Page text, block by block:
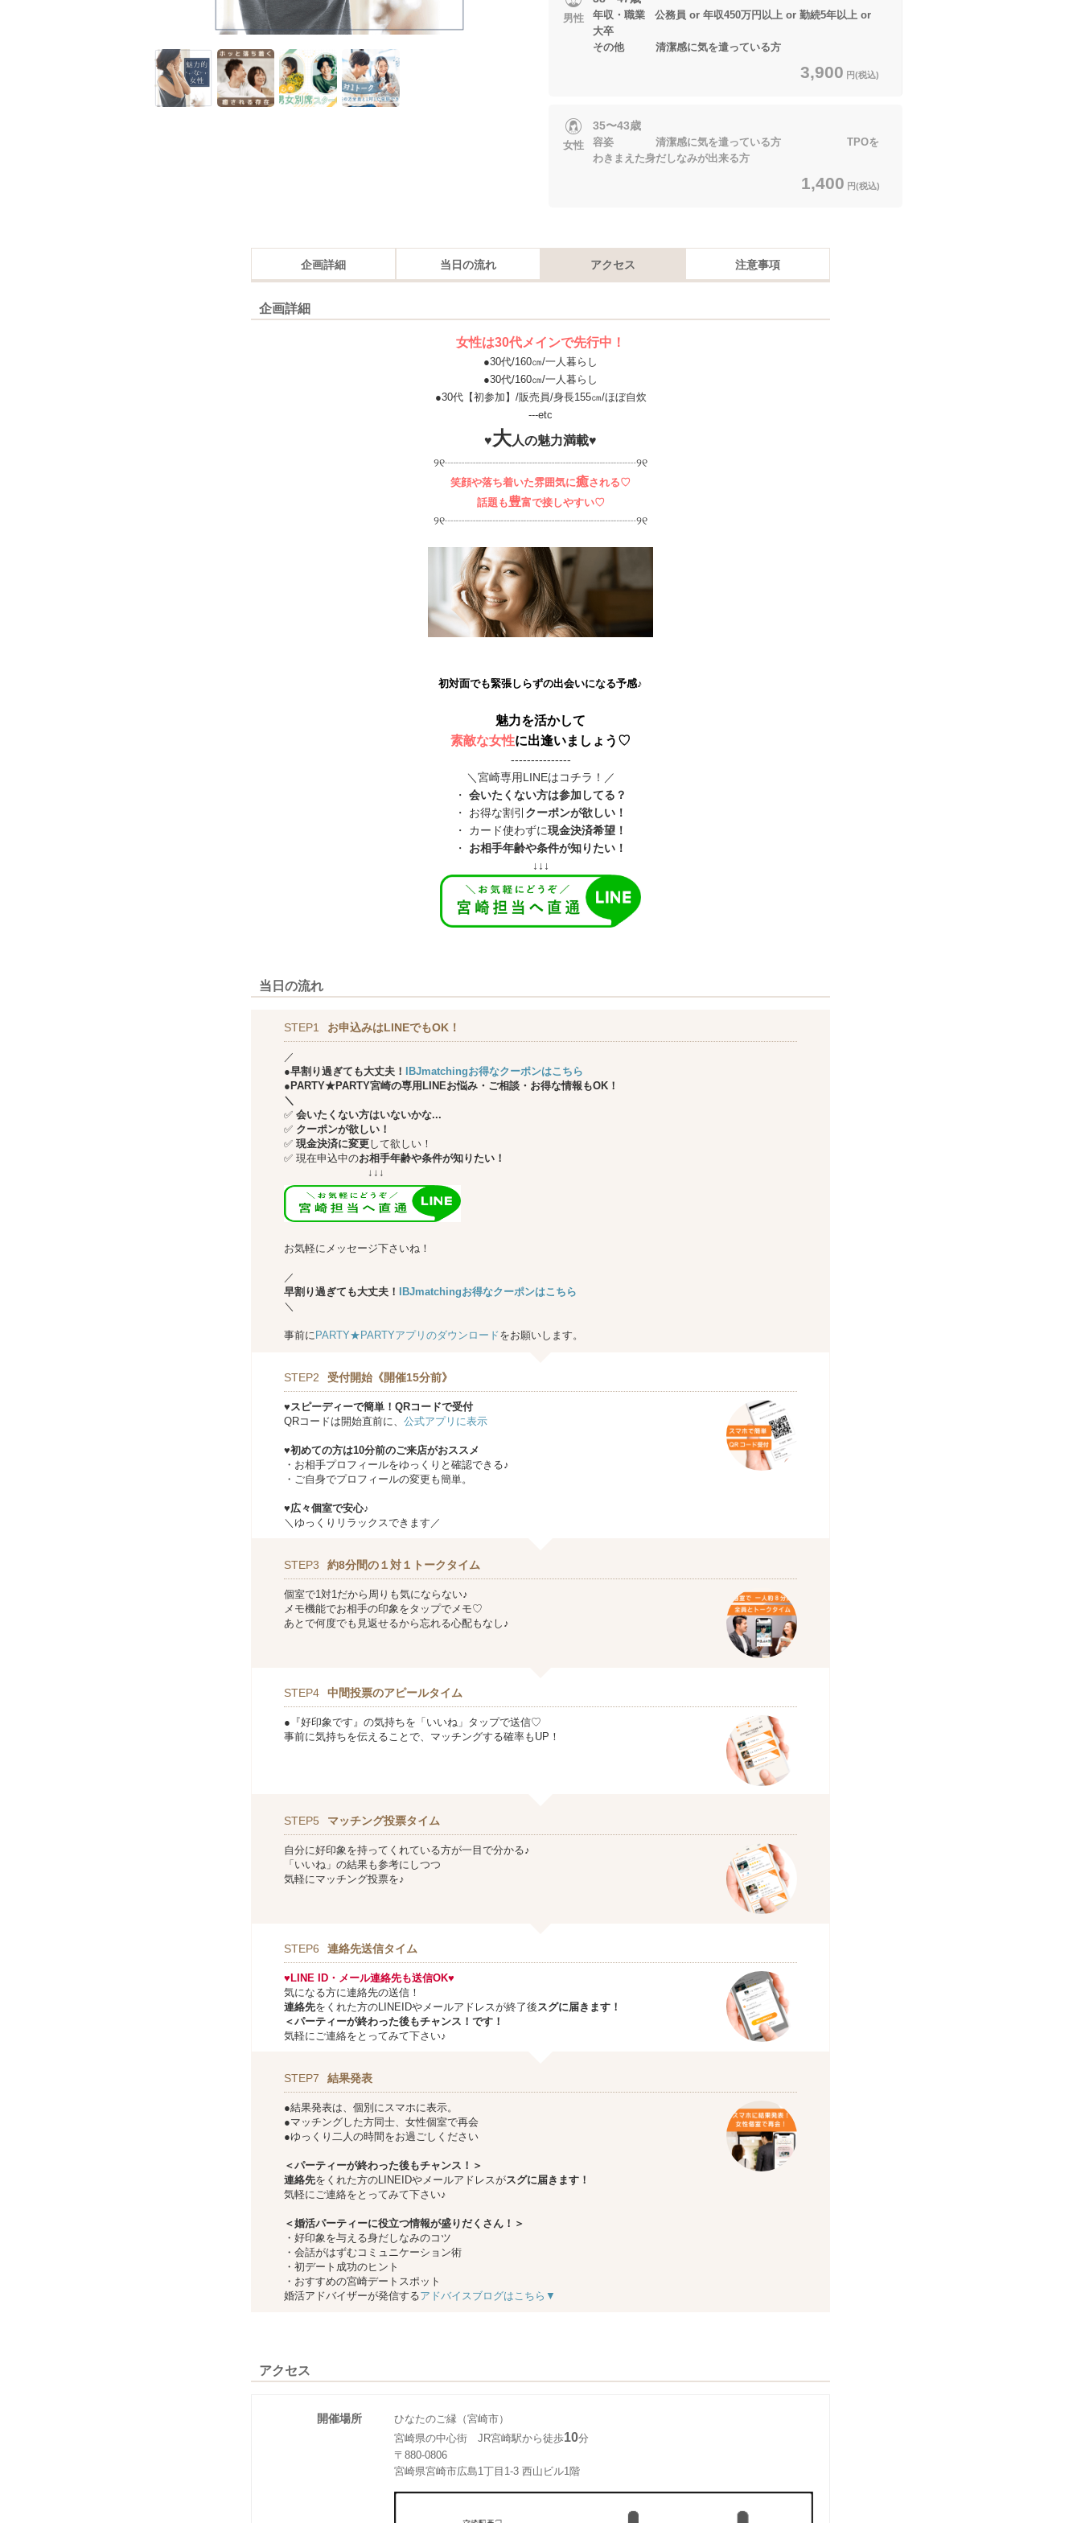
男性
年収・職業 公務員 or 年収450万円以上 or 勤続5年以上 or
大卒
その他 清潔感に気を遣っている方
3,900 円(税込)
女性
35〜43歳
容姿 清潔感に気を遣っている方 TPOを
わきまえた身だしなみが出来る方
1,400 円(税込)
企画詳細 当日の流れ アクセス 注意事項
企画詳細
女性は30代メインで先行中！
●30代/160㎝/一人暮らし
●30代/160㎝/一人暮らし
●30代【初参加】/販売員/身長155㎝/ほぼ自炊
---etc
♥大人の魅力満載♥
୨୧┈┈┈┈┈┈┈┈┈┈┈┈┈┈┈┈┈୨୧
笑顔や落ち着いた雰囲気に癒される♡
話題も豊富で接しやすい♡
୨୧┈┈┈┈┈┈┈┈┈┈┈┈┈┈┈┈┈୨୧
初対面でも緊張しらずの出会いになる予感♪
魅力を活かして
素敵な女性に出逢いましょう♡
---------------
＼宮崎専用LINEはコチラ！／
・ 会いたくない方は参加してる？
・ お得な割引 クーポンが欲しい！
・ カード使わずに現金決済希望！
・
お相手年齢や条件が知りたい！
↓↓↓
当日の流れ
STEP1 お申込みはLINEでもOK！
／
●早割り過ぎても大丈夫！
IBJmatchingお得なクーポンはこちら
●PARTY★PARTY宮崎の専用LINEお悩み・ご相談・お得な情報もOK！
＼
✅ 会いたくない方はいないかな...
✅ クーポンが欲しい！
✅ 現金決済に変更して欲しい！
✅ 現在申込中のお相手年齢や条件が知りたい！
↓↓↓
お気軽にメッセージ下さいね！
／
早割り過ぎても大丈夫！
IBJmatchingお得なクーポンはこちら
＼
事前に PARTY★PARTYアプリのダウンロードをお願いします。
STEP2 受付開始《開催15分前》
♥スピーディーで簡単！QRコードで受付
QRコードは開始直前に、 公式アプリに表示
♥初めての方は10分前のご来店がおススメ
・お相手プロフィールをゆっくりと確認できる♪
・ご自身でプロフィールの変更も簡単。
♥広々個室で安心♪
＼ゆっくりリラックスできます／
STEP3 約8分間の１対１トークタイム
個室で1対1だから周りも気にならない♪
メモ機能でお相手の印象をタップでメモ♡
あとで何度でも見返せるから忘れる心配もなし♪
STEP4 中間投票のアピールタイム
●『好印象です』の気持ちを「いいね」タップで送信♡
事前に気持ちを伝えることで、マッチングする確率もUP！
STEP5 マッチング投票タイム
自分に好印象を持ってくれている方が一目で分かる♪
「いいね」の結果も参考にしつつ
気軽にマッチング投票を♪
STEP6 連絡先送信タイム
♥LINE ID・メール連絡先も送信OK♥
気になる方に連絡先の送信！
連絡先をくれた方のLINEIDやメールアドレスが終了後スグに届きます！
＜パーティーが終わった後もチャンス！です！
気軽にご連絡をとってみて下さい♪
STEP7 結果発表
●結果発表は、個別にスマホに表示。
●マッチングした方同士、女性個室で再会
●ゆっくり二人の時間をお過ごしください
＜パーティーが終わった後もチャンス！＞
連絡先をくれた方のLINEIDやメールアドレスがスグに届きます！
気軽にご連絡をとってみて下さい♪
＜婚活パーティーに役立つ情報が盛りだくさん！＞
・好印象を与える身だしなみのコツ
・会話がはずむコミュニケーション術
・初デート成功のヒント
・おすすめの宮崎デートスポット
婚活アドバイザーが発信するアドバイスブログはこちら▼
アクセス
開催場所
ひなたのご縁（宮崎市）
宮崎県の中心街 JR宮崎駅から徒歩10分
〒880-0806
宮崎県宮崎市広島1丁目1-3 西山ビル1階